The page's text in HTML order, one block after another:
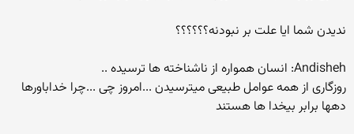
ندیدن شما ایا علت بر نبودنه؟؟؟؟؟؟
Andisheh: انسان همواره از ناشناخته ها ترسیده ..
روزگاری از همه عوامل طبیعی میترسیدن ...امروز چی ...چرا خداباورها
دهها برابر بیخدا ها هستند